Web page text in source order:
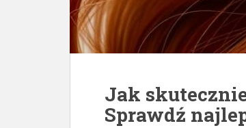
Jak
Sprawdź